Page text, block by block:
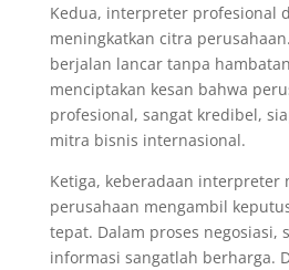
Kedua, interpreter profesional
meningkatkan citra
berjalan lancar tanpa
menciptakan kesan bahwa
profesional, sangat kredibel,
mitra bisnis internasional.
Ketiga, keberadaan interpreter
perusahaan mengambil
tepat. Dalam proses negosiasi,
informasi sangatlah berharga.